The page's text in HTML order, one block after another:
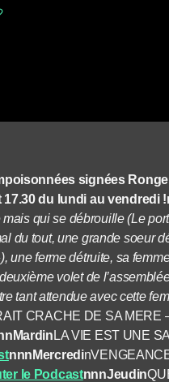
signées
17.30 du lundi au vendredi
qui se débrouille (Le
du tout, une grande soeur
ferme détruite, sa
volet de
tant attendue avec cette
CRACHE DE SA MERE
LA VIE EST UNE
nnnMercredi
le PodcastnnnJeudin